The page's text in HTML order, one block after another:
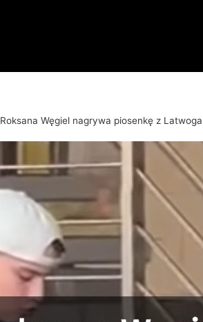
Roksana Węgiel nagrywa piosenkę z